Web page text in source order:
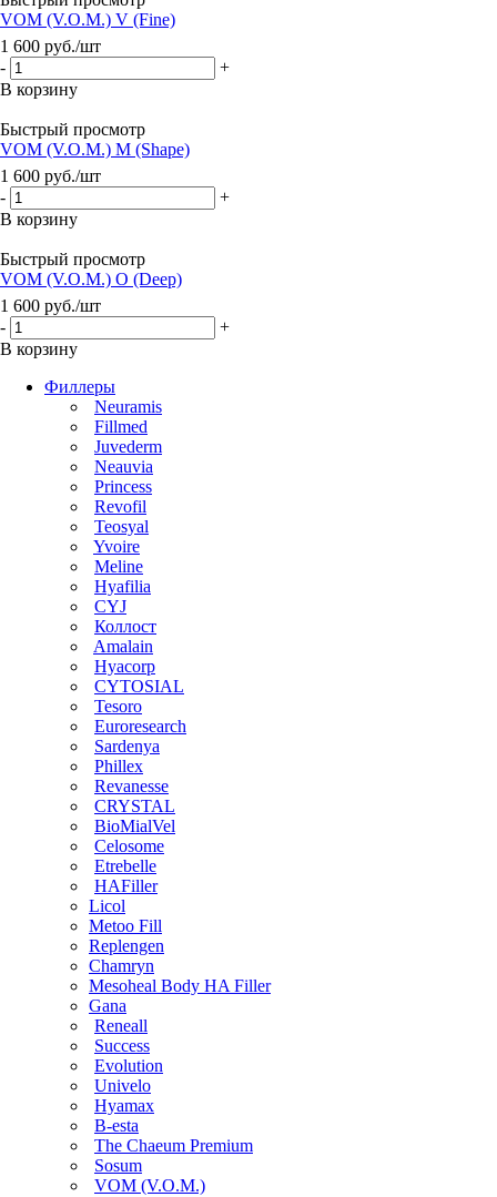
VOM (V.O.M.) V (Fine)
1 600 руб./шт
-
+
В корзину
Быстрый просмотр
VOM (V.O.M.) M (Shape)
1 600 руб./шт
-
+
В корзину
Быстрый просмотр
VOM (V.O.M.) O (Deep)
1 600 руб./шт
-
+
В корзину
Филлеры
Neuramis
Fillmed
Juvederm
Neauvia
Princess
Revofil
Teosyal
Yvoire
Meline
Hyafilia
CYJ
Коллост
Amalain
Hyacorp
CYTOSIAL
Tesoro
Euroresearch
Sardenya
Phillex
Revanesse
CRYSTAL
BioMialVel
Celosome
Etrebelle
HAFiller
Licol
Metoo Fill
Replengen
Chamryn
Mesoheal Body HA Filler
Gana
Reneall
Success
Evolution
Univelo
Hyamax
B-esta
The Chaeum Premium
Sosum
VOM (V.O.M.)